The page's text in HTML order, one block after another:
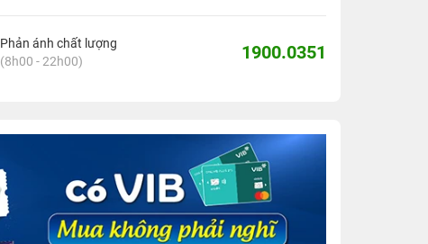
Phản ánh chất lượng
(8h00 - 22h00)
1900.0351